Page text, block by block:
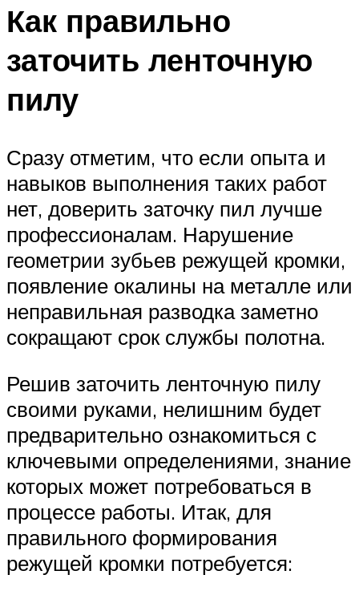
Как правильно
заточить ленточную
пилу
Сразу отметим, что если опыта и
навыков выполнения таких работ
нет, доверить заточку пил лучше
профессионалам. Нарушение
геометрии зубьев режущей кромки,
появление окалины на металле или
неправильная разводка заметно
сокращают срок службы полотна.
Решив заточить ленточную пилу
своими руками, нелишним будет
предварительно ознакомиться с
ключевыми определениями, знание
которых может потребоваться в
процессе работы. Итак, для
правильного формирования
режущей кромки потребуется: